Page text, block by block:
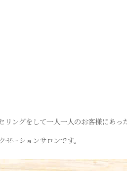
ングをして一人一人のお客様にあっ
ーションサロンです。